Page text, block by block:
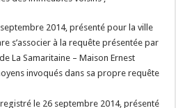
2014, présenté pour la ville
s’associer à la requête présentée par
La Samaritaine – Maison Ernest
invoqués dans sa propre requête
le 26 septembre 2014, présenté